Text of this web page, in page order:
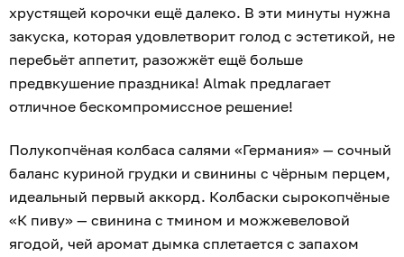
хрустящей корочки ещё далеко. В эти минуты нужна
закуска, которая удовлетворит голод с эстетикой, не
перебьёт аппетит, разожжёт ещё больше
предвкушение праздника! Almak предлагает
отличное бескомпромиссное решение!
Полукопчёная колбаса салями «Германия» — сочный
баланс куриной грудки и свинины с чёрным перцем,
идеальный первый аккорд. Колбаски сырокопчёные
«К пиву» — свинина с тмином и можжевеловой
ягодой, чей аромат дымка сплетается с запахом